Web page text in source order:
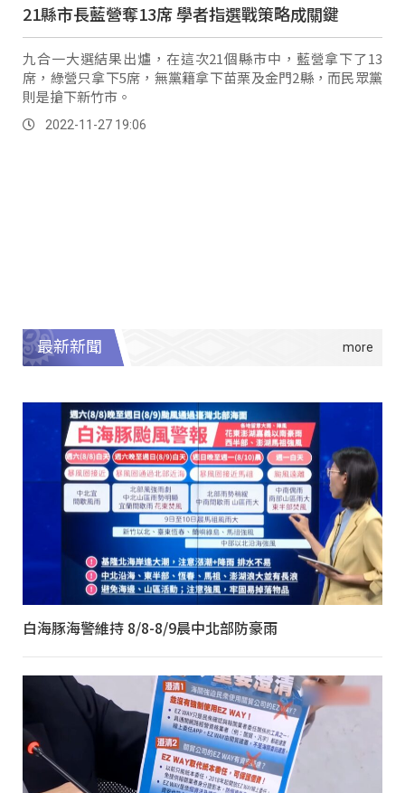
21縣市長藍營奪13席 學者指選戰策略成關鍵
九合一大選結果出爐，在這次21個縣市中，藍營拿下了13
席，綠營只拿下5席，無黨籍拿下苗栗及金門2縣，而民眾黨
則是搶下新竹市。
2022-11-27 19:06
最新新聞
白海豚海警維持 8/8-8/9晨中北部防豪雨